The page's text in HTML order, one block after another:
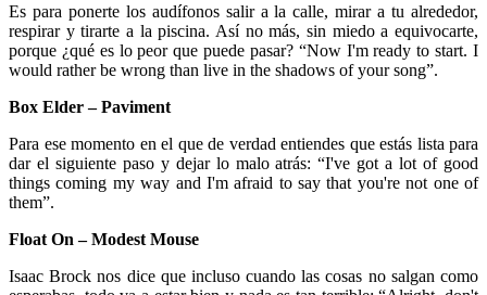
Es para ponerte los audífonos salir a la calle, mirar a tu alrededor,
respirar y tirarte a la piscina. Así no más, sin miedo a equivocarte,
porque ¿qué es lo peor que puede pasar? “Now I'm ready to start. I
would rather be wrong than live in the shadows of your song”.
Box Elder – Paviment
Para ese momento en el que de verdad entiendes que estás lista para
dar el siguiente paso y dejar lo malo atrás: “I've got a lot of good
things coming my way and I'm afraid to say that you're not one of
them”.
Float On – Modest Mouse
Isaac Brock nos dice que incluso cuando las cosas no salgan como